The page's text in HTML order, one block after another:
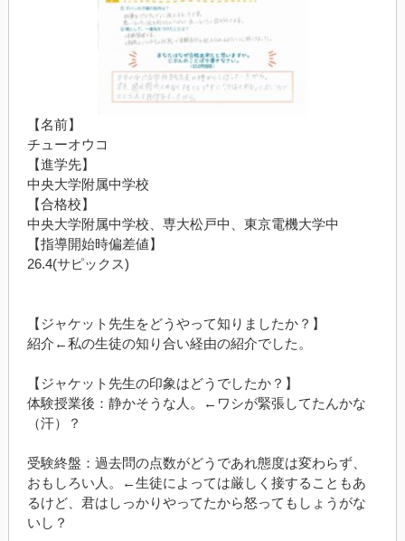
【名前】
チューオウコ
【進学先】
中央大学附属中学校
【合格校】
中央大学附属中学校、専大松戸中、東京電機大学中
【指導開始時偏差値】
26.4(サピックス)
【ジャケット先生をどうやって知りましたか？】
紹介 ←私の生徒の知り合い経由の紹介でした。
【ジャケット先生の印象はどうでしたか？】
体験授業後：静かそうな人。
← ワシが緊張してたんかな
（汗）？
受験終盤：過去問の点数がどうであれ態度は変わらず、
おもしろい人。
←生徒によっては厳しく接することもあ
るけど、君はしっかりやってたから怒ってもしょうがな
いし？